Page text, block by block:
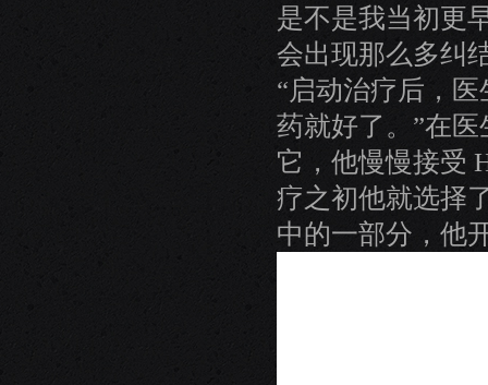
是不是我当初更
会出现那么多纠
“启动治疗后，
药就好了。”在
它，他慢慢接受
疗之初他就选择
中的一部分，他